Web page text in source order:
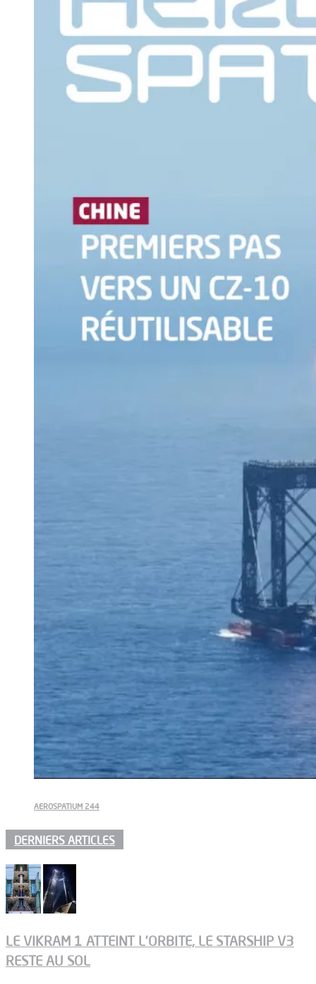
AEROSPATIUM 244
DERNIERS ARTICLES
LE VIKRAM 1 ATTEINT L’ORBITE, LE STARSHIP V3
RESTE AU SOL